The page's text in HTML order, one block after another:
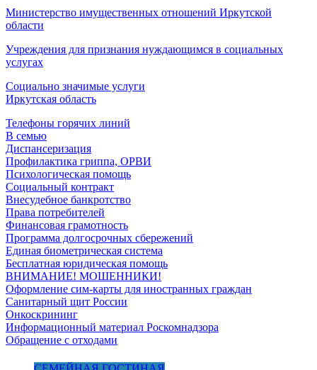
Министерство имущественных отношений Иркутской
области
Учреждения для признания нуждающимся в социальных
услугах
Социально значимые услуги
Иркутская область
Телефоны горячих линий
В семью
Диспансеризация
Профилактика гриппа, ОРВИ
Психологическая помощь
Социальный контракт
Внесудебное банкротство
Права потребителей
Финансовая грамотность
Программа долгосрочных сбережений
Единая биометрическая система
Бесплатная юридическая помощь
ВНИМАНИЕ! МОШЕННИКИ!
Оформление сим-карты для иностранных граждан
Санитарный щит России
Онкоскрининг
Информационный материал Роскомнадзора
Обращение с отходами